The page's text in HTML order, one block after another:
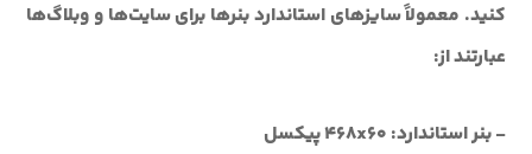
کنید. معمولاً سایزهای استاندارد بنرها برای سایت‌ها و وبلاگ‌ها
عبارتند از:
- بنر استاندارد: 468x60 پیکسل